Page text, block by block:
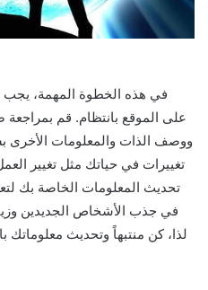
في هذه الخطوة المهمة،
على الموقع بانتظام. قم
ووصف الذات والمعلومات
تغييرات في حياتك مثل تغيير
تحديث المعلومات الخاصة بك
في جذب الأشخاص الجديدين
لذا، كن منتبهاً وتحديث